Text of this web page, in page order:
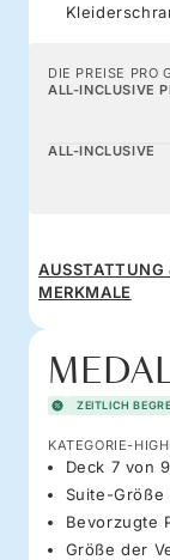
DIE PREISE PRO
ALL-INCLUSIVE
ALL-INCLUSIVE
AUSSTATTUNG
MERKMALE
ZEITLICH
KATEGORIE-
Deck 7 von 9
Suite-Größe
Bevorzugte
Größe der